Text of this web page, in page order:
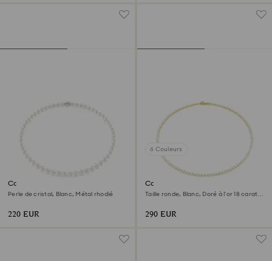
Collier Matrix
Perle de cristal, Blanc, Métal rhodié
220 EUR
6 Couleurs
Collier Tennis Matrix
Taille ronde, Blanc, Doré à l’or 18 carats
290 EUR